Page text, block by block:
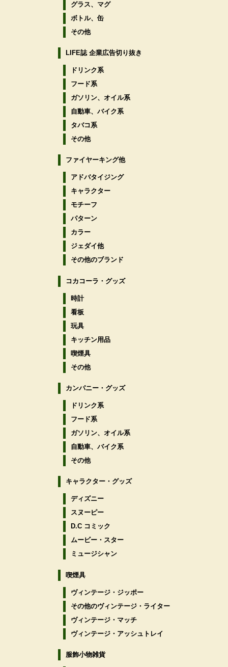
グラス、マグ
ボトル、缶
その他
LIFE誌 企業広告切り抜き
ドリンク系
フード系
ガソリン、オイル系
自動車、バイク系
タバコ系
その他
ファイヤーキング他
アドバタイジング
キャラクター
モチーフ
パターン
カラー
ジェダイ他
その他のブランド
コカコーラ・グッズ
時計
看板
玩具
キッチン用品
喫煙具
その他
カンパニー・グッズ
ドリンク系
フード系
ガソリン、オイル系
自動車、バイク系
その他
キャラクター・グッズ
ディズニー
スヌーピー
D.C コミック
ムービー・スター
ミュージシャン
喫煙具
ヴィンテージ・ジッポー
その他のヴィンテージ・ライター
ヴィンテージ・マッチ
ヴィンテージ・アッシュトレイ
服飾小物雑貨